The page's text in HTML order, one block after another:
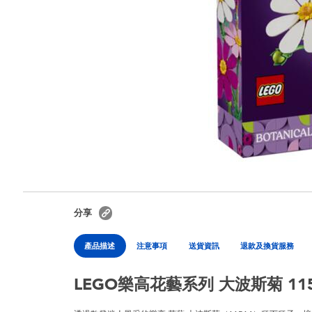
分享
產品描述 注意事項 送貨資訊 退款及換貨服務
LEGO樂高花藝系列 大波斯菊